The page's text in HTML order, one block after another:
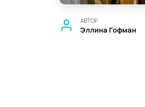
АВТОР
Эллина Гофман